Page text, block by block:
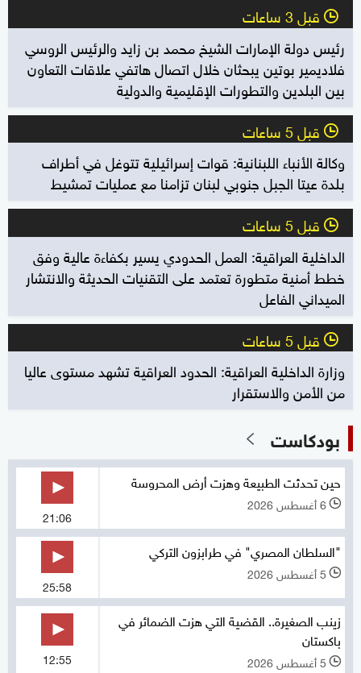
l قبل 3 ساعات
رئيس دولة الإمارات الشيخ محمد بن زايد والرئيس الروسي
فلاديمير بوتين يبحثان خلال اتصال هاتفي علاقات التعاون
بين البلدين والتطورات الإقليمية والدولية
l قبل 5 ساعات
وكالة الأنباء اللبنانية: قوات إسرائيلية تتوغل في أطراف
بلدة عيتا الجبل جنوبي لبنان تزامنا مع عمليات تمشيط
l قبل 5 ساعات
الداخلية العراقية: العمل الحدودي يسير بكفاءة عالية وفق
خطط أمنية متطورة تعتمد على التقنيات الحديثة والانتشار
الميداني الفاعل
l قبل 5 ساعات
وزارة الداخلية العراقية: الحدود العراقية تشهد مستوى عاليا
من الأمن والاستقرار
بودكاست
حين تحدثت الطبيعة وهزت أرض المحروسة
l 6 أغسطس 2026
21:06
"السلطان المصري" في طرابزون التركي
l 5 أغسطس 2026
25:58
زينب الصغيرة.. القضية التي هزت الضمائر في
باكستان
l 5 أغسطس 2026 12:55